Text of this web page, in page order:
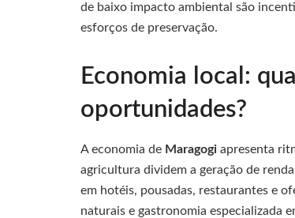
de baixo impacto ambiental são
esforços de preservação.
Economia local:
oportunidades?
A economia de Maragogi apresenta
agricultura dividem a geração de
em hotéis, pousadas, restaurantes e
naturais e gastronomia especializada